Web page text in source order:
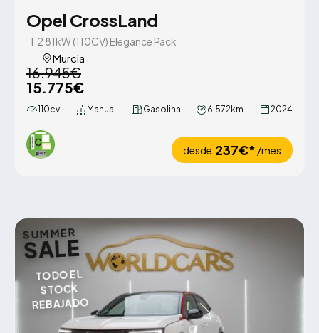
Opel CrossLand
1.2 81kW (110CV) Elegance Pack
Murcia
16.945€
15.775€
110cv Manual Gasolina 6.572km 2024
desde 237€* /mes
SUMMER
SALE
TODO EL
STOCK
REBAJADO